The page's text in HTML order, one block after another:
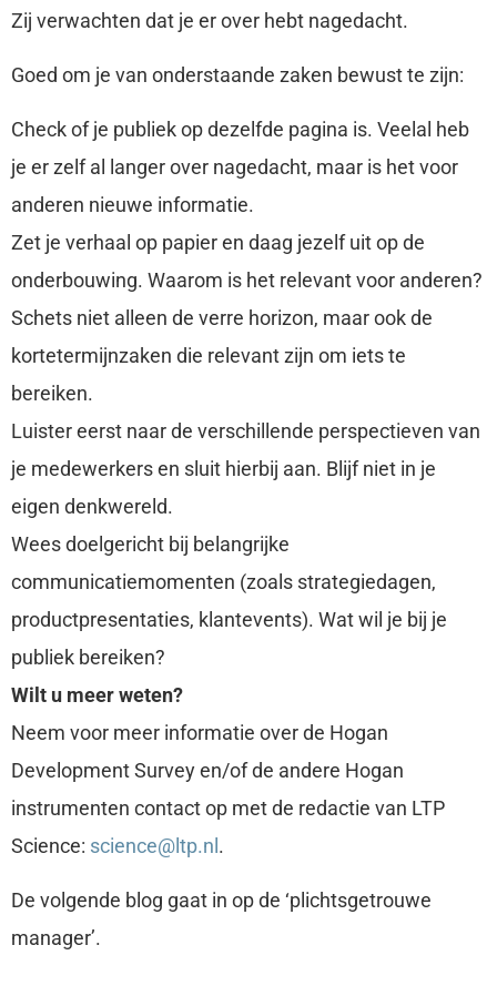
Zij verwachten dat je er over hebt nagedacht.
Goed om je van onderstaande zaken bewust te zijn:
Check of je publiek op dezelfde pagina is. Veelal heb
je er zelf al langer over nagedacht, maar is het voor
anderen nieuwe informatie.
Zet je verhaal op papier en daag jezelf uit op de
onderbouwing. Waarom is het relevant voor anderen?
Schets niet alleen de verre horizon, maar ook de
kortetermijnzaken die relevant zijn om iets te
bereiken.
Luister eerst naar de verschillende perspectieven van
je medewerkers en sluit hierbij aan. Blijf niet in je
eigen denkwereld.
Wees doelgericht bij belangrijke
communicatiemomenten (zoals strategiedagen,
productpresentaties, klantevents). Wat wil je bij je
publiek bereiken?
Wilt u meer weten?
Neem voor meer informatie over de Hogan
Development Survey en/of de andere Hogan
instrumenten contact op met de redactie van LTP
Science: science@ltp.nl .
De volgende blog gaat in op de ‘plichtsgetrouwe
manager’.